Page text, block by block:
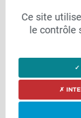
Toute reproduction,
de plusieurs de ses
ce soit, sans
L.335-2 et suivants
Les informations,
séquences
le présent site
Ce site
le contrôle
✓
✗